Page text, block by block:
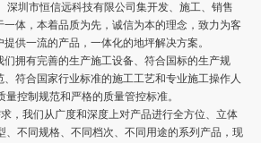
深圳市恒信远科技有限公司集开发、施工、销售
一体，本着品质为先，诚信为本的理念，致力为客
提供一流的产品，一体化的地坪解决方案。
们拥有完善的生产施工设备、符合国标的生产规
、符合国家行业标准的施工工艺和专业施工操作人
控制规范和严格的质量管控标准。
，我们从广度和深度上对产品进行全方位、立体
、不同规格、不同档次、不同用途的系列产品，现